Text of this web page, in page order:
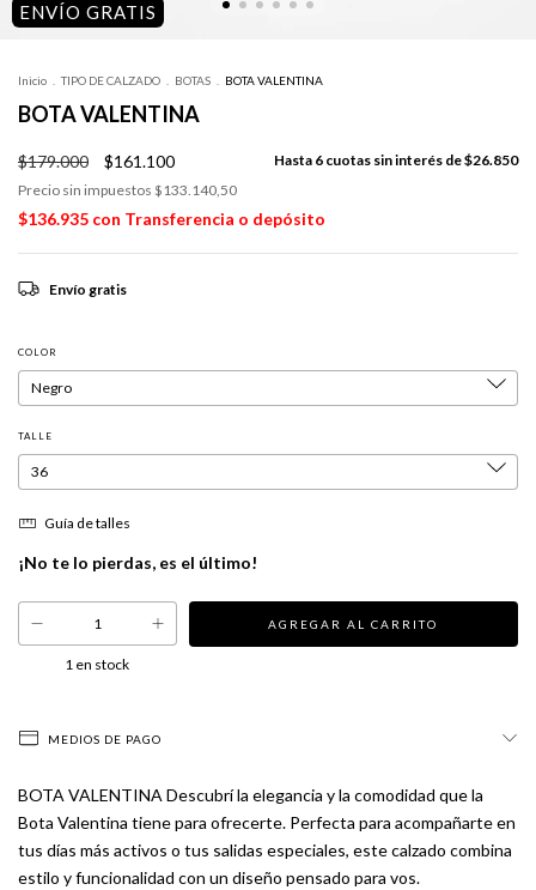
ENVÍO GRATIS
Inicio TIPO DE CALZADO BOTAS BOTA VALENTINA
BOTA VALENTINA
$179.000 $161.100 6 cuotas sin interés de$26.850
Precio sin impuestos $133.140,50
$136.935 con Transferencia o depósito
Envío gratis
COLOR
TALLE
Guía de talles
¡No te lo pierdas, es el último!
1 en stock
MEDIOS DE PAGO
BOTA VALENTINA Descubrí la elegancia y la comodidad que la
Bota Valentina tiene para ofrecerte. Perfecta para acompañarte en
tus días más activos o tus salidas especiales, este calzado combina
estilo y funcionalidad con un diseño pensado para vos.